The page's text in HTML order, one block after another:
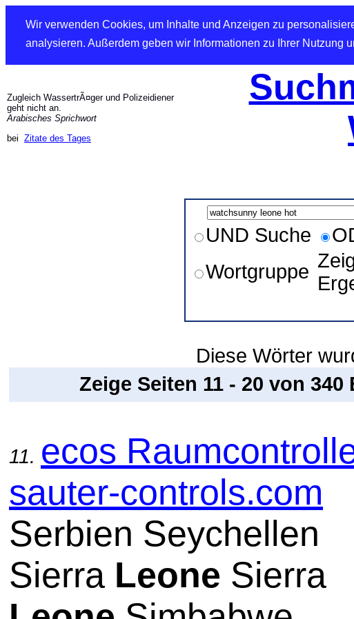
Wir verwenden Cookies, um Inhalte und Anzeigen zu
analysieren. Außerdem geben wir Informationen zu Ihrer Nutzung
Zugleich WassertrÃ¤ger und Polizeidiener
geht nicht an.
Arabisches Sprichwort
bei Zitate des Tages
UND Suche
Wortgruppe
Diese Wörter
Zeige Seiten 11 - 20 von
11. ecos
sauter-controls.com
Serbien Seychellen
Sierra Leone Sierra